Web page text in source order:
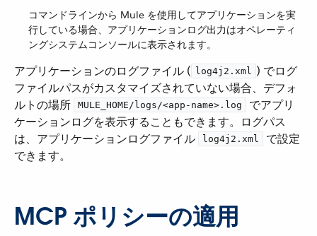
コマンドラインから Mule を使用してアプリケーションを実
行している場合、アプリケーションログ出力はオペレーティ
ングシステムコンソールに表示されます。
アプリケーションのログファイル (​ log4j2.xml ​) でログ
ファイルパスがカスタマイズされていない場合、デフォ
ルトの場所 ​
MULE_HOME/logs/<app-name>.log
​ でアプリ
ケーションログを表示することもできます。ログパス
は、アプリケーションログファイル ​
log4j2.xml
​ で設定
できます。
MCP ポリシーの適用